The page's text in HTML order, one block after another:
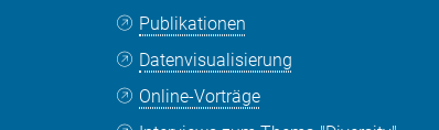
Publikationen
Datenvisualisierung
Online-Vorträge